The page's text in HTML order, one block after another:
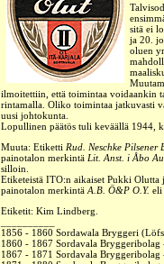
sitä ei
ja 20.
oluen
ilmoitettiin, että toimintaa voidaankin
rintamalla. Oliko toimintaa jatkuvasti
uusi johtokunta.
Lopullinen päätös tuli keväällä 1944,
Muuta: Etiketti Rud. Neschke Pilsener
painotalon merkintä Lit. Anst. i Åbo
silloin.
Etiketeistä ITO:n aikaiset Pukki
painotalon merkintä A.B. Ö&P O.Y. eli
Etiketit: Kim Lindberg.
1856 - 1860 Sordawala Bryggeri
1860 - 1867 Sordavala
1867 - 1871 Sordavala Bryggeribolag